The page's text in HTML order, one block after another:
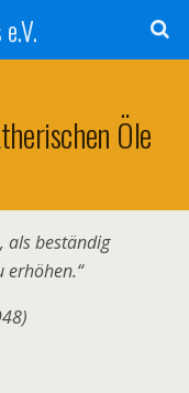
Öle
als beständig
erhöhen.“